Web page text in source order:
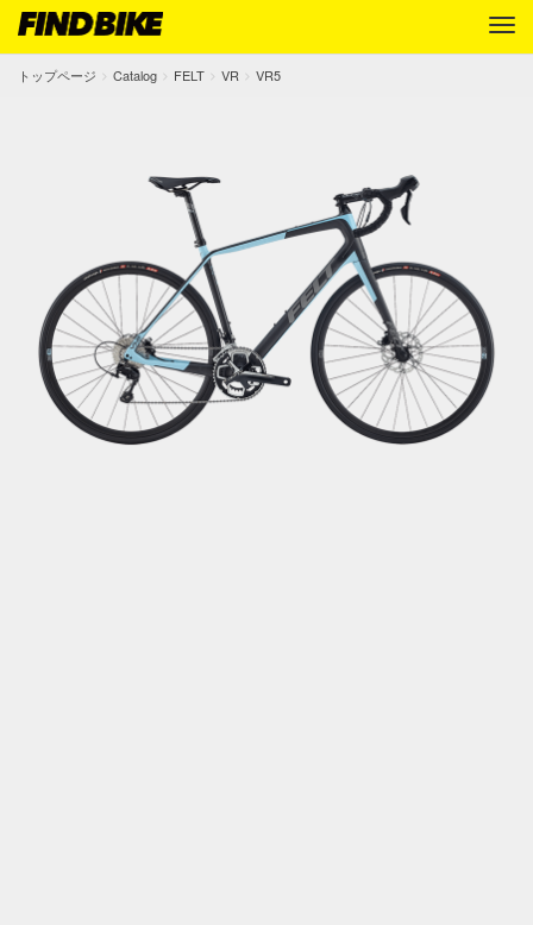
トップページ Catalog FELT VR VR5